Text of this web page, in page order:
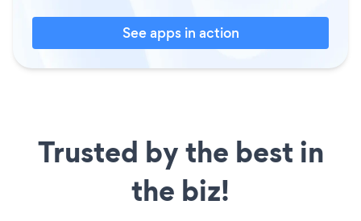
See apps in action
Trusted by the best in
the biz!